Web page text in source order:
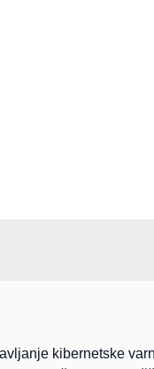
kibernetske